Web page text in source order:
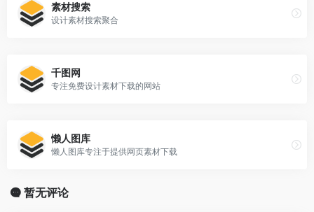
素材搜索
设计素材搜索聚合
千图网
专注免费设计素材下载的网站
懒人图库
懒人图库专注于提供网页素材下载
暂无评论